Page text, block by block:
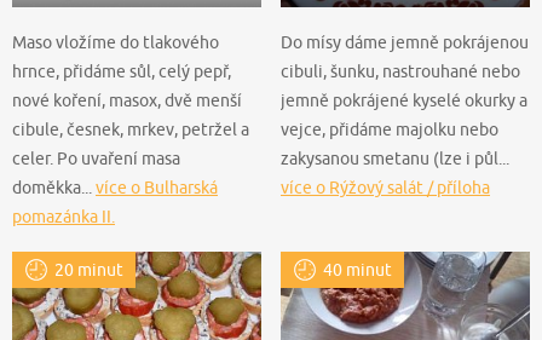
Maso vložíme do tlakového
hrnce, přidáme sůl, celý pepř,
nové koření, masox, dvě menší
cibule, česnek, mrkev, petržel a
celer. Po uvaření masa
doměkka...více o Bulharská
pomazánka II.
Do mísy dáme jemně pokrájenou
cibuli, šunku, nastrouhané nebo
jemně pokrájené kyselé okurky a
vejce, přidáme majolku nebo
zakysanou smetanu (lze i půl...
více o Rýžový salát / příloha
20 minut 40 minut